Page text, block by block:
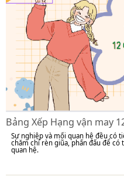
Bảng Xếp Hạng vận may
Sự nghiệp và mối quan hệ đều có
chăm chỉ rèn giũa, phấn đấu để
quan hệ.